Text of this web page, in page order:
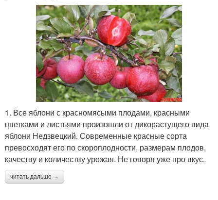
1. Все яблони с красномясыми плодами, красными
цветками и листьями произошли от дикорастущего вида
яблони Недзвецкий. Современные красные сорта
превосходят его по скороплодности, размерам плодов,
качеству и количеству урожая. Не говоря уже про вкус.
читать дальше →